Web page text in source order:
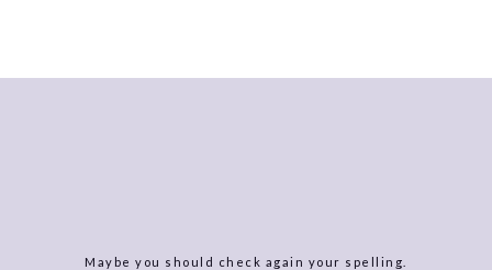
Maybe you should check again your spelling.